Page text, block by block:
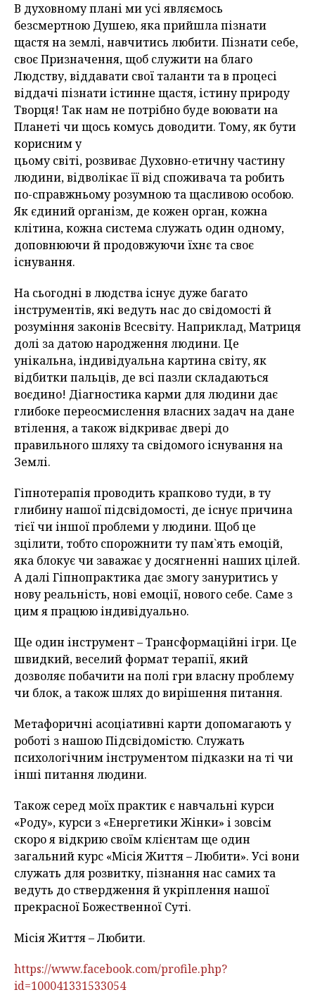
В духовному плані ми усі являємось
безсмертною Душею, яка прийшла пізнати
щастя на землі, навчитись любити. Пізнати себе,
своє Призначення, щоб служити на благо
Людству, віддавати свої таланти та в процесі
віддачі пізнати істинне щастя, істину природу
Творця! Так нам не потрібно буде воювати на
Планеті чи щось комусь доводити. Тому, як бути
корисним у
цьому світі, розвиває Духовно-етичну частину
людини, відволікає її від споживача та робить
по-справжньому розумною та щасливою особою.
Як єдиний організм, де кожен орган, кожна
клітина, кожна система служать один одному,
доповнюючи й продовжуючи їхнє та своє
існування.
На сьогодні в людства існує дуже багато
інструментів, які ведуть нас до свідомості й
розуміння законів Всесвіту. Наприклад, Матриця
долі за датою народження людини. Це
унікальна, індивідуальна картина світу, як
відбитки пальців, де всі пазли складаються
воєдино! Діагностика карми для людини дає
глибоке переосмислення власних задач на дане
втілення, а також відкриває двері до
правильного шляху та свідомого існування на
Землі.
Гіпнотерапія проводить крапково туди, в ту
глибину нашої підсвідомості, де існує причина
тієї чи іншої проблеми у людини. Щоб це
зцілити, тобто спорожнити ту пам`ять емоцій,
яка блокує чи заважає у досягненні наших цілей.
А далі Гіпнопрактика дає змогу зануритись у
нову реальність, нові емоції, нового себе. Саме з
цим я працюю індивідуально.
Ще один інструмент – Трансформаційні ігри. Це
швидкий, веселий формат терапії, який
дозволяє побачити на полі гри власну проблему
чи блок, а також шлях до вирішення питання.
Метафоричні асоціативні карти допомагають у
роботі з нашою Підсвідомістю. Служать
психологічним інструментом підказки на ті чи
інші питання людини.
Також серед моїх практик є навчальні курси
«Роду», курси з «Eнергетики Жінки» і зовсім
скоро я відкрию своїм клієнтам ще один
загальний курс «Місія Життя – Любити». Усі вони
служать для розвитку, пізнання нас самих та
ведуть до ствердження й укріплення нашої
прекрасної Божественної Суті.
Місія Життя – Любити.
https://www.facebook.com/profile.php?
id=100041331533054